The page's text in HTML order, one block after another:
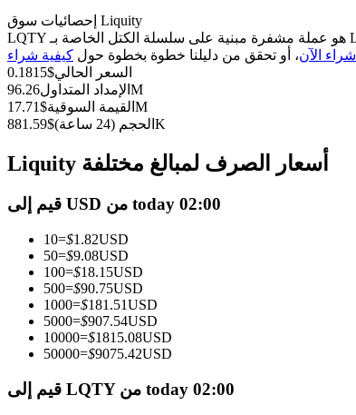
العقود الآجلة باستخدام USDC كضمان
انضم إلى أفضل المتداولين
إحصائيات سوق Liquity
LQTY هو عملة مشفرة مبنية على سلسلة الكتل الخاصة بـ Liquity. لديها عرض أقصى قدره 100M، مع إجمالي عرض حالي قدره 100M وعرض متداول قدره 96.26M، مما يمنحها قيمة سوقية قدرها 17.71M.
شراء الآن، أو تحقق من دليلنا خطوة بخطوة حول
السعر الحالي$
0.1815
الإمداد المتداول 96.26M
القيمة السوقية$
17.71M
الحجم (24 ساعة)
$ 881.59K
Liquity أسعار الصرف لمبالغ مختلفة
قيم إلى USD من today 02:00
10=$1.82USD
50=$9.08USD
100=$18.15USD
500=$90.75USD
1000=$181.51USD
5000=$907.54USD
10000=$1815.08USD
50000=$9075.42USD
قيم إلى LQTY من today 02:00